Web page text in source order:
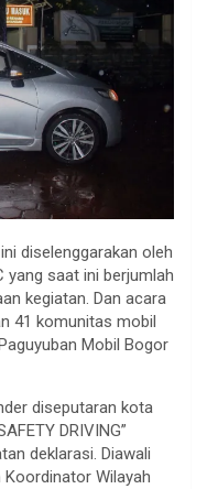
diselenggarakan oleh
yang saat ini berjumlah
kegiatan. Dan acara
41 komunitas mobil
Mobil Bogor
diseputaran kota
DRIVING”
deklarasi. Diawali
Wilayah